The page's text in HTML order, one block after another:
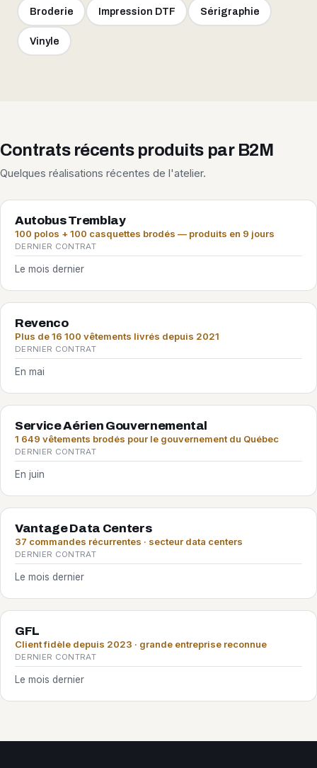
Broderie Impression DTF Sérigraphie
Vinyle
Contrats récents produits par B2M
Quelques réalisations récentes de l'atelier.
Autobus Tremblay
100 polos + 100 casquettes brodés — produits en 9 jours
DERNIER CONTRAT
Le mois dernier
Revenco
Plus de 16 100 vêtements livrés depuis 2021
DERNIER CONTRAT
En mai
Service Aérien Gouvernemental
1 649 vêtements brodés pour le gouvernement du Québec
DERNIER CONTRAT
En juin
Vantage Data Centers
37 commandes récurrentes · secteur data centers
DERNIER CONTRAT
Le mois dernier
GFL
Client fidèle depuis 2023 · grande entreprise reconnue
DERNIER CONTRAT
Le mois dernier